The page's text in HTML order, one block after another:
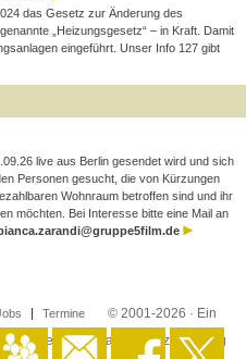
das Gesetz zur Änderung des
„Heizungsgesetz“ – in Kraft. Damit
eingeführt. Unser Info 127 gibt
live aus Berlin gesendet wird und sich
Personen gesucht, die von Kürzungen
Wohnraum betroffen sind und ihr
möchten. Bei Interesse bitte eine Mail an
Termine
© 2001-2026 · Ein
·Impressum·Datenschutzerklärung